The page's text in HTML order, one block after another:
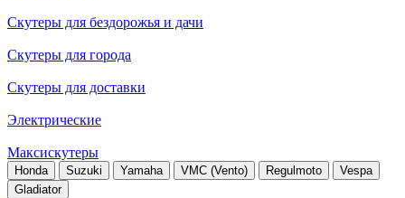
Скутеры для бездорожья и дачи
Скутеры для города
Скутеры для доставки
Электрические
Максискутеры
Honda Suzuki Yamaha VMC (Vento) Regulmoto
Vespa
Gladiator